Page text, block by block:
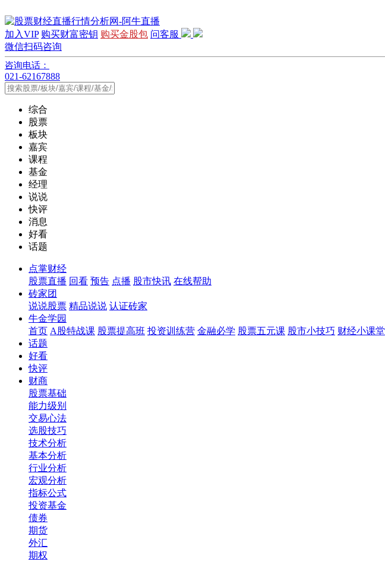
加入VIP 购买财富密钥 购买金股包 问客服
微信扫码咨询
咨询电话：
021-62167888
综合
股票
板块
嘉宾
课程
基金
经理
说说
快评
消息
好看
话题
点掌财经
股票直播 回看 预告 点播 股市快讯 在线帮助
砖家团
说说股票 精品说说 认证砖家
牛金学园
首页 A股特战课 股票提高班 投资训练营 金融必学 股票五元课 股市小技巧 财经小课堂
话题
好看
快评
财商
股票基础
能力级别
交易心法
选股技巧
技术分析
基本分析
行业分析
宏观分析
指标公式
投资基金
债券
期货
外汇
期权